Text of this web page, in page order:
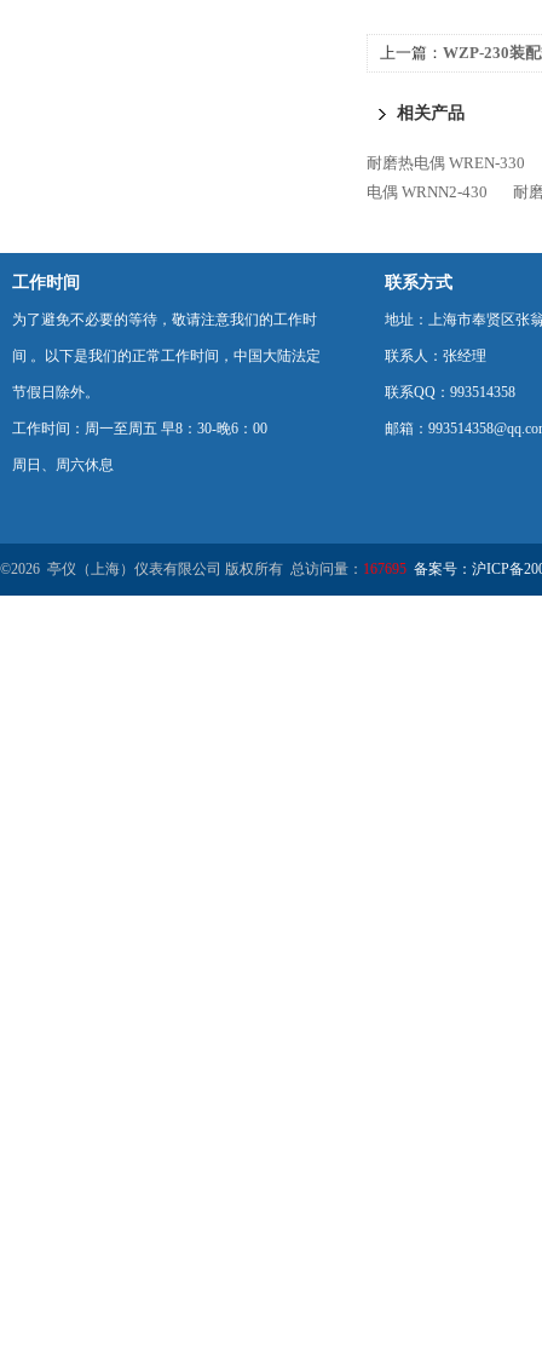
上一篇： WZP-230装
相关产品
耐磨热电偶 WREN-330
电偶 WRNN2-430
耐
工作时间
为了避免不必要的等待，敬请注意我们的工作时
间 。以下是我们的正常工作时间，中国大陆法定
节假日除外。
工作时间：周一至周五 早8：30-晚6：00
周日、周六休息
联系方式
地址：上海市奉贤区张
联系人：张经理
联系QQ：993514358
邮箱：
©2026 亭仪（上海）仪表有限公司 版权所有 总访问量： 167695 备案号：沪ICP备